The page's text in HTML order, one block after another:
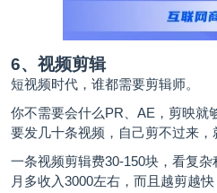
6、视频剪辑
短视频时代，谁都需要剪辑师。
你不需要会什么PR、AE，剪映就
要发几十条视频，自己剪不过来，
一条视频剪辑费30-150块，看复
月多收入3000左右，而且越剪越快